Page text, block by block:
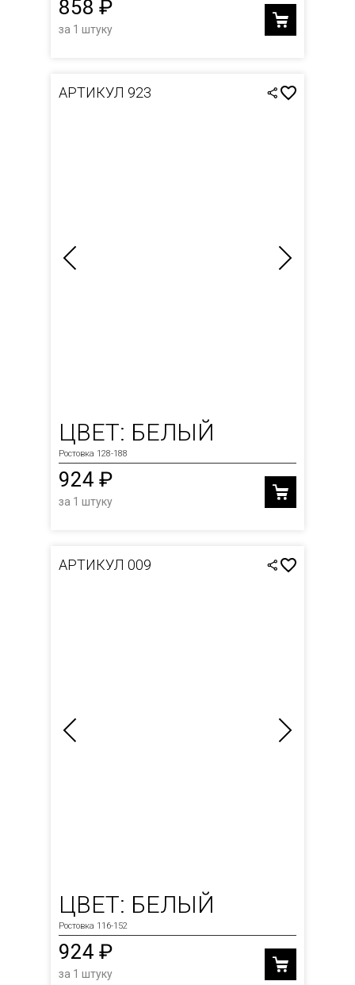
858 ₽
за 1 штуку
АРТИКУЛ 923
ЦВЕТ: БЕЛЫЙ
Ростовка 128-188
924 ₽
за 1 штуку
АРТИКУЛ 009
ЦВЕТ: БЕЛЫЙ
Ростовка 116-152
924 ₽
за 1 штуку